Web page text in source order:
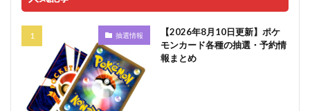
抽選情報
【2026年8月10日更新】ポケ
モンカード各種の抽選・予約情
報まとめ